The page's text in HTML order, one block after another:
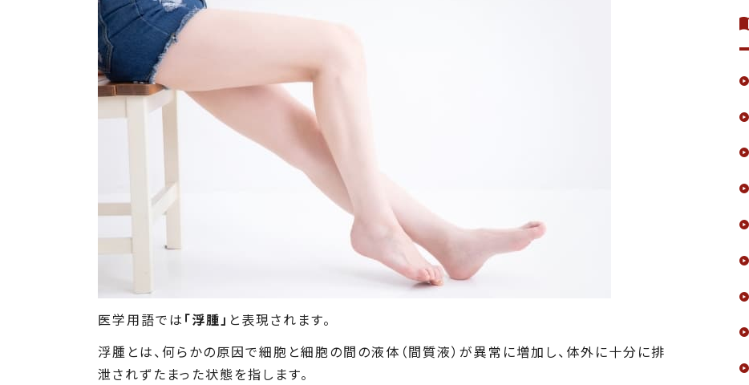
医学用語では 「浮腫」 と表現されます。
浮腫とは、何らかの原因で細胞と細胞の間の液体（間質液）が異常に増加し、体外に十分に排
泄されずたまった状態を指します。